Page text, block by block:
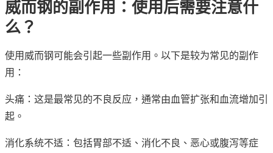
威而钢的副作用：使用后需要注意什
么？
使用威而钢可能会引起一些副作用。以下是较为常见的副作
用：
头痛：这是最常见的不良反应，通常由血管扩张和血流增加引
起。
消化系统不适：包括胃部不适、消化不良、恶心或腹泻等症